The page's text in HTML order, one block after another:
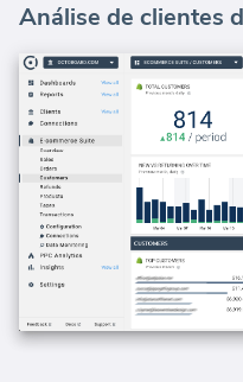
Análise de clientes